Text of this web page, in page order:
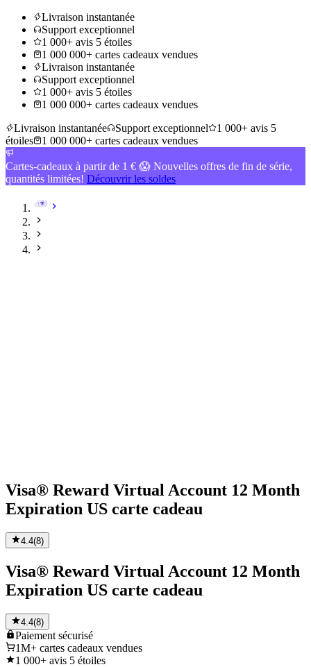
Livraison instantanée
Support exceptionnel
1 000+ avis 5 étoiles
1 000 000+ cartes cadeaux vendues
Livraison instantanée
Support exceptionnel
1 000+ avis 5 étoiles
1 000 000+ cartes cadeaux vendues
Livraison instantanée
Support exceptionnel
1 000+ avis 5
étoiles
1 000 000+ cartes cadeaux vendues
Cartes-cadeaux à partir de 1 € 😱 Nouvelles offres de fin de série,
quantités limitées! Découvrir les soldes
Visa® Reward Virtual Account 12 Month
Expiration US carte cadeau
4.4(8)
Visa® Reward Virtual Account 12 Month
Expiration US carte cadeau
4.4(8)
Paiement sécurisé
1M+ cartes cadeaux vendues
1 000+ avis 5 étoiles